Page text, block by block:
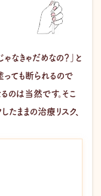
なきゃだめなの？」と
っても断られるので
のは当然です。そこ
たままの治療リスク、